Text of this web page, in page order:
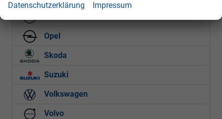
Opel
Skoda
Suzuki
Volkswagen
Volvo
Datenschutzerklärung Impressum